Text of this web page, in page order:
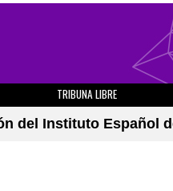
TRIBUNA LIBRE
del Instituto Español